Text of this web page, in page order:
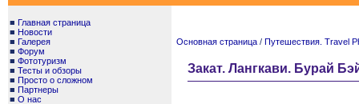
■ Главная страница
■ Новости
■ Галерея
■ Форум
■ Фототуризм
■ Тесты и обзоры
■ Просто о сложном
■ Партнеры
■ О нас
Основная страница / Путешествия. Travel
Закат. Лангкави. Бурай